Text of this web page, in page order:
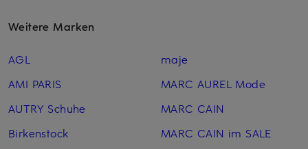
Weitere Marken
AGL
AMI PARIS
AUTRY Schuhe
Birkenstock
maje
MARC AUREL Mode
MARC CAIN
MARC CAIN im SALE